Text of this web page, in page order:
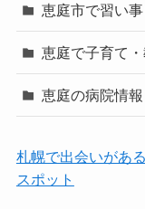
恵庭市で習い事
恵庭で子育て
恵庭の病院情報
札幌で出会いがあ
スポット